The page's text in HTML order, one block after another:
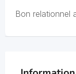
Bon relationnel